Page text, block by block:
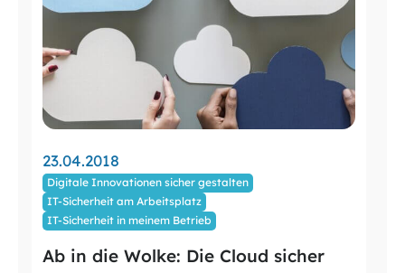
23.04.2018
Digitale Innovationen sicher gestalten
IT-Sicherheit am Arbeitsplatz
IT-Sicherheit in meinem Betrieb
Ab in die Wolke: Die Cloud sicher